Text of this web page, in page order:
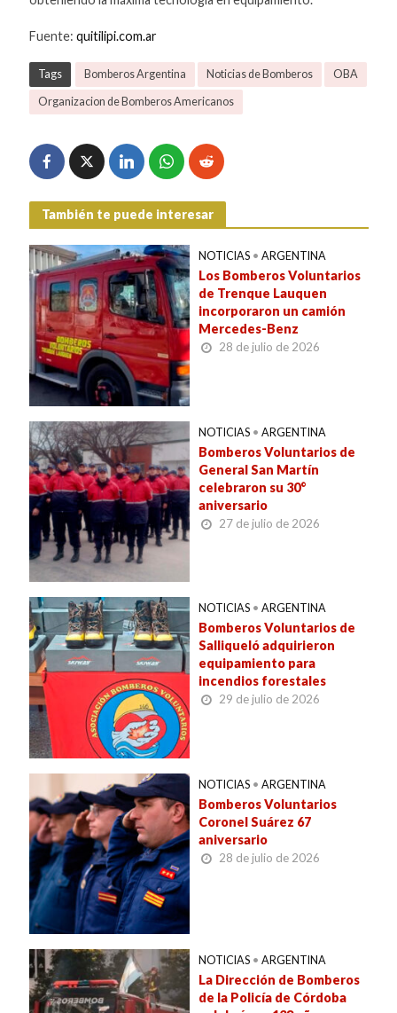
Fuente: quitilipi.com.ar
Tags Bomberos Argentina Noticias de Bomberos OBA
Organizacion de Bomberos Americanos
También te puede interesar
NOTICIAS • ARGENTINA
Los Bomberos Voluntarios
de Trenque Lauquen
incorporaron un camión
Mercedes-Benz
28 de julio de 2026
NOTICIAS • ARGENTINA
Bomberos Voluntarios de
General San Martín
celebraron su 30°
aniversario
27 de julio de 2026
NOTICIAS • ARGENTINA
Bomberos Voluntarios de
Salliqueló adquirieron
equipamiento para
incendios forestales
29 de julio de 2026
NOTICIAS • ARGENTINA
Bomberos Voluntarios
Coronel Suárez 67
aniversario
28 de julio de 2026
NOTICIAS • ARGENTINA
La Dirección de Bomberos
de la Policía de Córdoba